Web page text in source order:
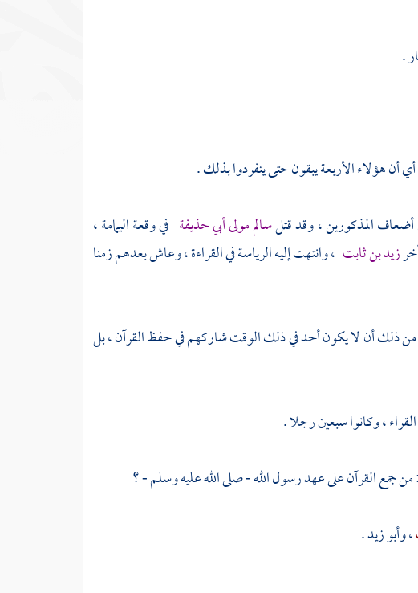
.
أن هؤلاء الأربعة يبقون حتى ينفردوا بذلك .
أضعاف المذكورين ، وقد قتلسالم مولى أبي حذيفة في وقعةاليمامة،
زيد بن ثابت ، وانتهت إليه الرياسة في القراءة ، وعاش بعدهم زمنا
من ذلك أن لا يكون أحد في ذلك الوقت شاركهم في حفظ القرآن ، بل
، وكانوا سبعين رجلا .
: من جمع القرآن على عهد رسول الله - صلى الله عليه وسلم - ؟
،وأبو زيد .